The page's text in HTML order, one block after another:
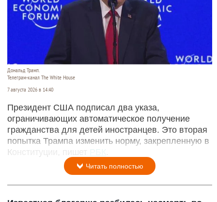
Дональд Трамп.
Телеграм-канал The White House
7 августа 2026 в 14:40
Президент США подписал два указа,
ограничивающих автоматическое получение
гражданства для детей иностранцев. Это вторая
попытка Трампа изменить норму, закрепленную в
Конституции, пишет РБК
Читать полностью